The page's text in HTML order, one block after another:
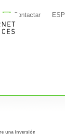
Contactar ESP
una inversión